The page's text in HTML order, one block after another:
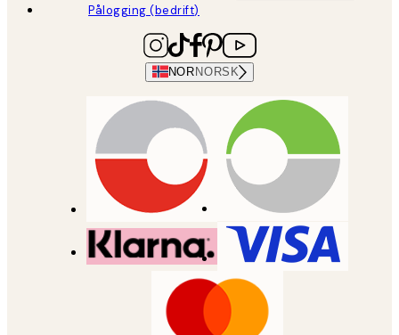
Pålogging (bedrift)
NOR NORSK